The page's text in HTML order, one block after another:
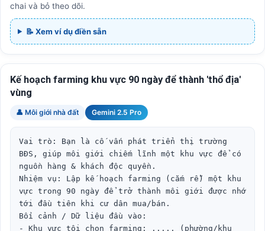
chai và bỏ theo dõi.
📝 Xem ví dụ điền sẵn
Kế hoạch farming khu vực 90 ngày để thành 'thổ địa'
vùng
👤 Môi giới nhà đất Gemini 2.5 Pro
Vai trò: Bạn là cố vấn phát triển thị trường
BĐS, giúp môi giới chiếm lĩnh một khu vực để có
nguồn hàng & khách độc quyền.
Nhiệm vụ: Lập kế hoạch farming (cắm rễ) một khu
vực trong 90 ngày để trở thành môi giới được nhớ
tới đầu tiên khi cư dân mua/bán.
Bối cảnh / Dữ liệu đầu vào:
- Khu vực tôi chọn farming: ..... (phường/khu